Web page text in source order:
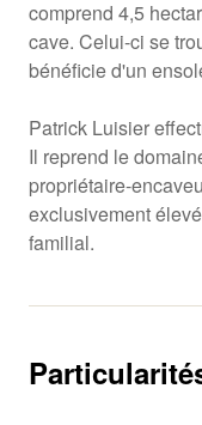
comprend 4,5
cave. Celui-ci se
bénéficie d'un
Patrick Luisier
Il reprend le
propriétaire-
exclusivement
familial.